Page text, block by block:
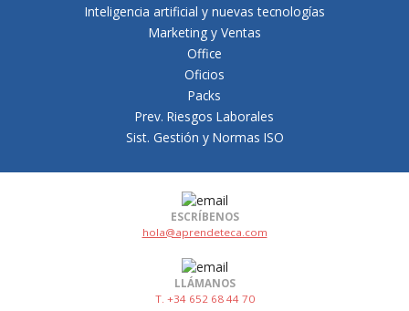
Inteligencia artificial y nuevas tecnologías
Marketing y Ventas
Office
Oficios
Packs
Prev. Riesgos Laborales
Sist. Gestión y Normas ISO
ESCRÍBENOS
hola@aprendeteca.com
LLÁMANOS
T. +34 652 68 44 70